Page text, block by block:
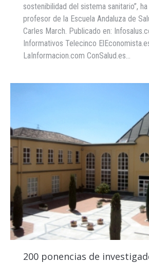
sostenibilidad del sistema sanitario”,
profesor de la Escuela Andaluza de
Carles March. Publicado en:
Informativos Telecinco
LaInformacion.com ConSalud.es…
200 ponencias de